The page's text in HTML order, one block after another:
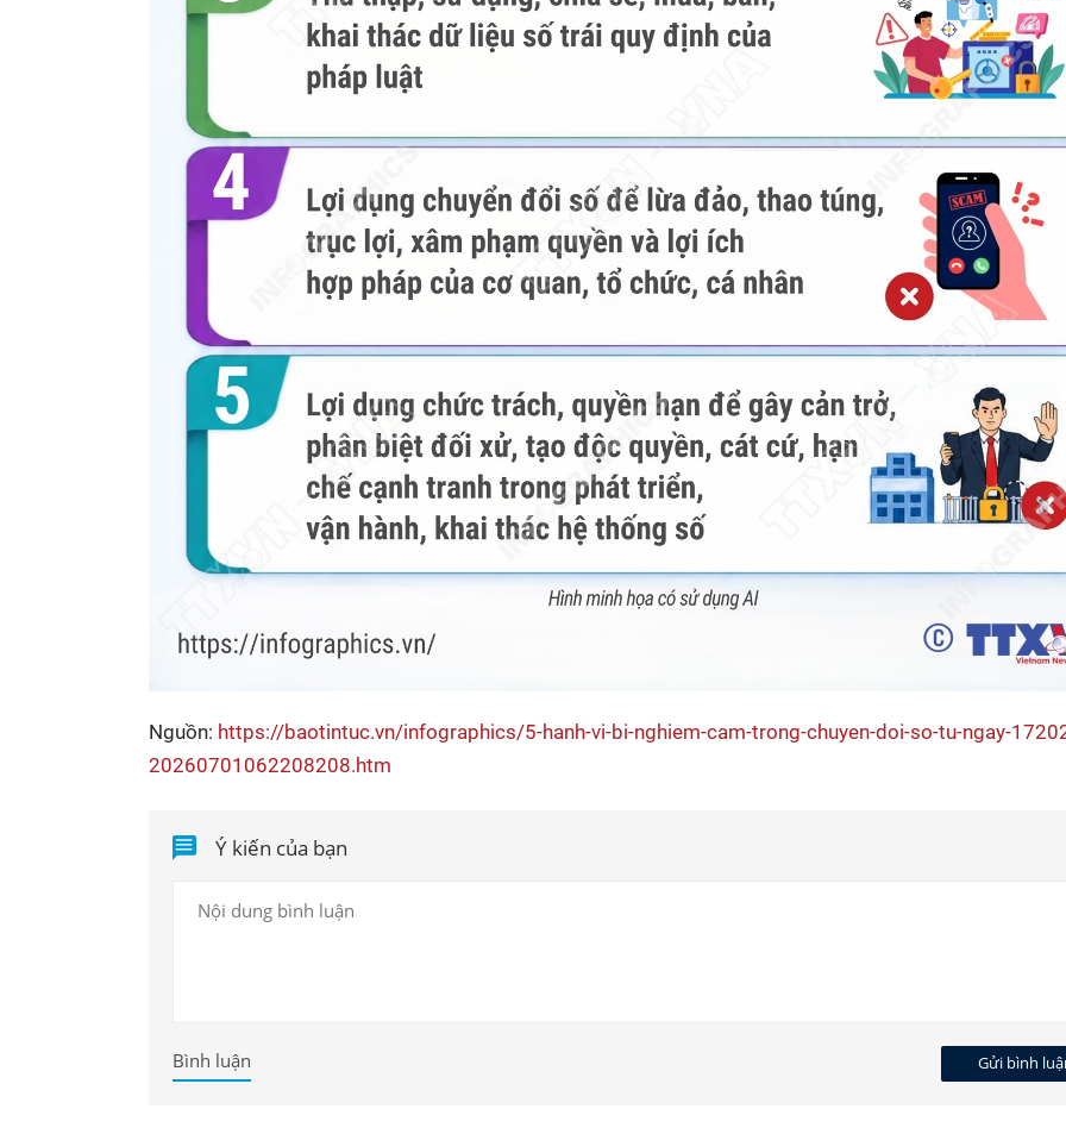
Nguồn: https://baotintuc.vn/infographics/5-hanh-vi-bi-nghiem-cam-trong-chuyen-doi-so-tu-ngay-
20260701062208208.htm
Ý kiến của bạn
Gửi bình
Bình luận